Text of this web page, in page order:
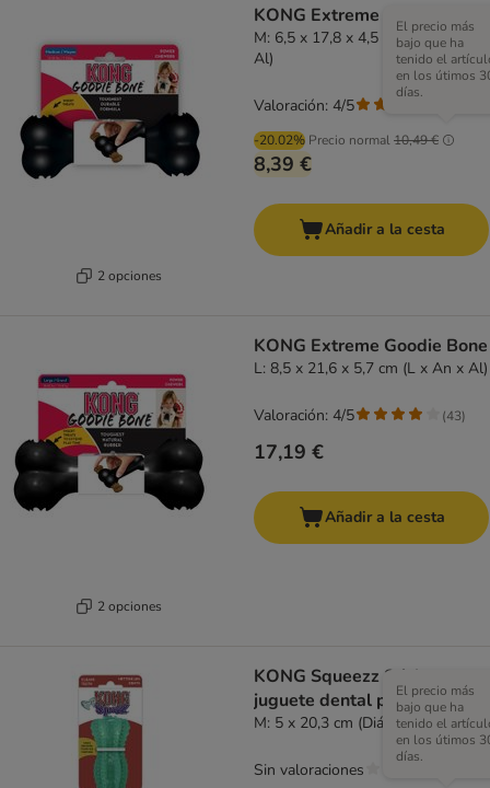
2 opciones
KONG Extreme Goodie Bone
M: 6,5 x 17,8 x 4,5 cm (L x An x
Al)
-20.02% Precio normal10,49 €
El precio más
bajo que ha
tenido el
en los útimos
días.
8,39 €
Valoración: 4/5
Añadir a la cesta
2 opciones
KONG Extreme Goodie Bone
L: 8,5 x 21,6 x 5,7 cm (L x An x Al)
17,19 €
Valoración: 4/5 (43)
Añadir a la cesta
KONG Squeezz Stick
juguete dental para perros
M: 5 x 20,3 cm (Diám x Al)
El precio más
bajo que ha
tenido el
en los útimos
días.
Sin valoraciones